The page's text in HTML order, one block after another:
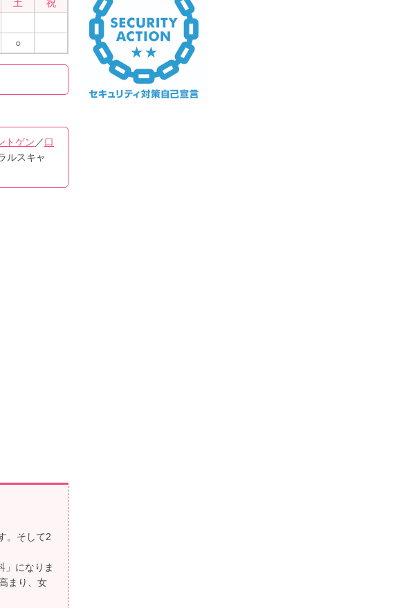
土 祝
○
トゲン ／口
ルスキャ
。そして2
」になりま
まり、女